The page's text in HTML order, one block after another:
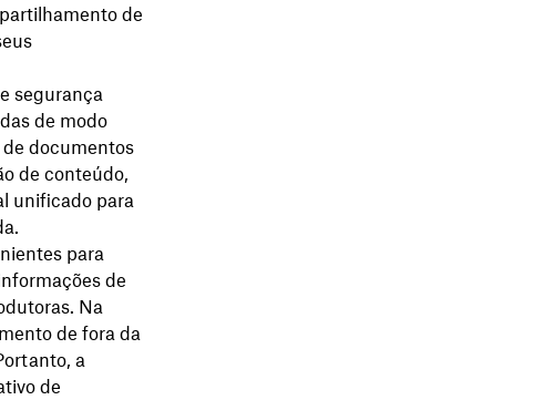
de
segurança
de modo
documentos
de conteúdo,
unificado para
para
de
Na
de fora da
a
de